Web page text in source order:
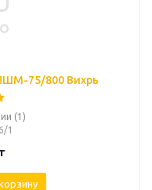
75/800 Вихрь
(1)
1